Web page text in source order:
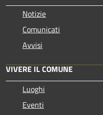
Notizie
Comunicati
Avvisi
VIVERE IL COMUNE
Luoghi
Eventi